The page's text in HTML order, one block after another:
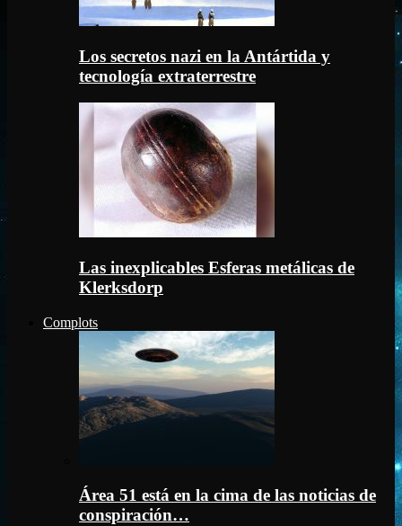
Los secretos nazi en la Antártida y
tecnología extraterrestre
Las inexplicables Esferas metálicas de
Klerksdorp
Complots
Área 51 está en la cima de las noticias de
conspiración…